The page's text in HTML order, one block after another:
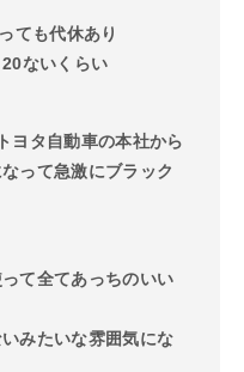
ても代休あり
ないくらい
ヨタ自動車の本社から
って急激にブラック
て全てあっちのいい
みたいな雰囲気にな